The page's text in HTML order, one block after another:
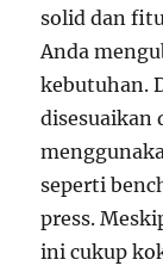
solid dan
Anda
kebutuhan.
disesuaikan
seperti
press.
ini cukup